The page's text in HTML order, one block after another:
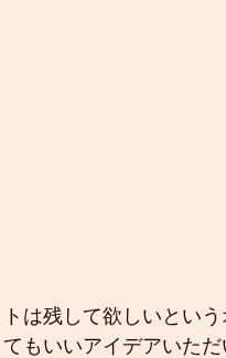
は残して欲しいという
もいいアイデアいただ